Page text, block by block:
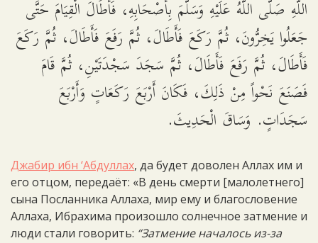
اللَّهِ صَلَّى اللَّهُ عَلَيْهِ وَسَلَّمَ بِأَصْحَابِهِ، فَأَطَالَ الْقِيَامَ حَتَّى
جَعَلُوا يَخِرُّونَ، ثُمَّ رَكَعَ فَأَطَالَ، ثُمَّ رَفَعَ فَأَطَالَ، ثُمَّ رَكَعَ
فَأَطَالَ، ثُمَّ رَفَعَ فَأَطَالَ، ثُمَّ سَجَدَ سَجْدَتَيْنِ، ثُمَّ قَامَ
فَصَنَعَ نَحْواً مِنْ ذَلِكَ، فَكَانَ أَرْبَعَ رَكَعَاتٍ وَأَرْبَعَ
سَجَدَاتٍ. وَسَاقَ الْحَدِيثَ.
Джабир ибн ‘Абдуллах, да будет доволен Аллах им и
его отцом, передаёт: «В день смерти [малолетнего]
сына Посланника Аллаха, мир ему и благословение
Аллаха, Ибрахима произошло солнечное затмение и
люди стали говорить: “Затмение началось из-за